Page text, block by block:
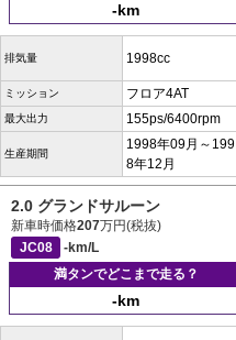
-km
排気量 1998cc
ミッション フロア4AT
最大出力 155ps/6400rpm
生産期間
1998年09月～199
8年12月
2.0 グランドサルーン
新車時価格207万円(税抜)
JC08
-km/L
満タンでどこまで走る？
-km